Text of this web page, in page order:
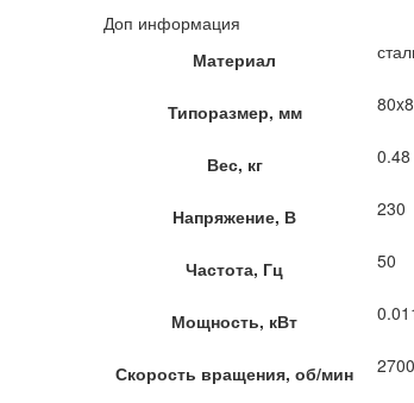
Доп информация
Материал
Типоразмер, мм
Вес, кг 0.48
Напряжение, В 230
Частота, Гц 50
Мощность, кВт
Скорость вращения, об/мин 2700